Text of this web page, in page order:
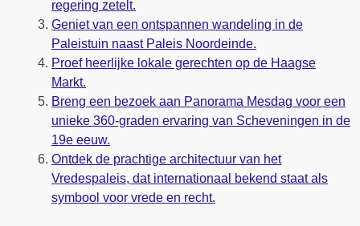
regering zetelt.
Geniet van een ontspannen wandeling in de
Paleistuin naast Paleis Noordeinde.
Proef heerlijke lokale gerechten op de Haagse
Markt.
Breng een bezoek aan Panorama Mesdag voor een
unieke 360-graden ervaring van Scheveningen in de
19e eeuw.
Ontdek de prachtige architectuur van het
Vredespaleis, dat internationaal bekend staat als
symbool voor vrede en recht.